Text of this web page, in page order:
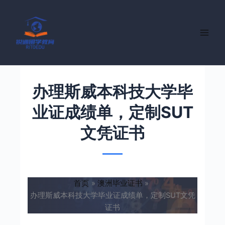
办理斯威本科技大学毕
业证成绩单，定制SUT
文凭证书
首页
澳洲毕业证书
办理斯威本科技大学毕业证成绩单，定制SUT文凭
证书